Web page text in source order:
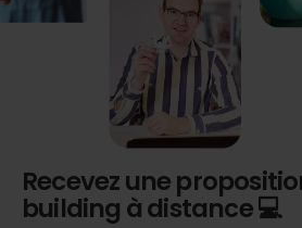
Recevez une
building à distance 💻